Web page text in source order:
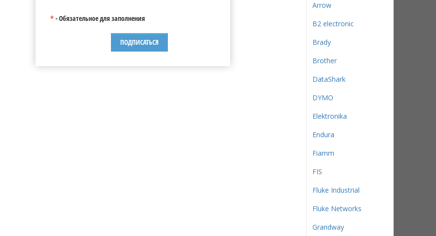
* - Обязательное для заполнения
Arrow
B2 electronic
Brady
Brother
DataShark
DYMO
Elektronika
Endura
Fiamm
FIS
Fluke Industrial
Fluke Networks
Grandway